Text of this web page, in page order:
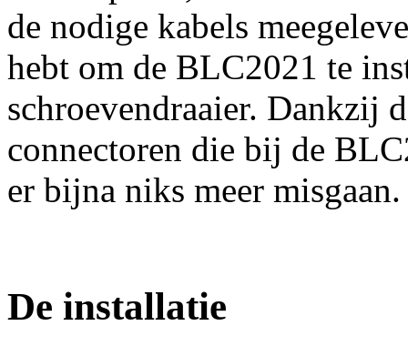
de nodige kabels
hebt om de BLC2021 te
schroevendraaier. Dankzij
connectoren die bij de
er bijna niks meer misgaan.
De installatie